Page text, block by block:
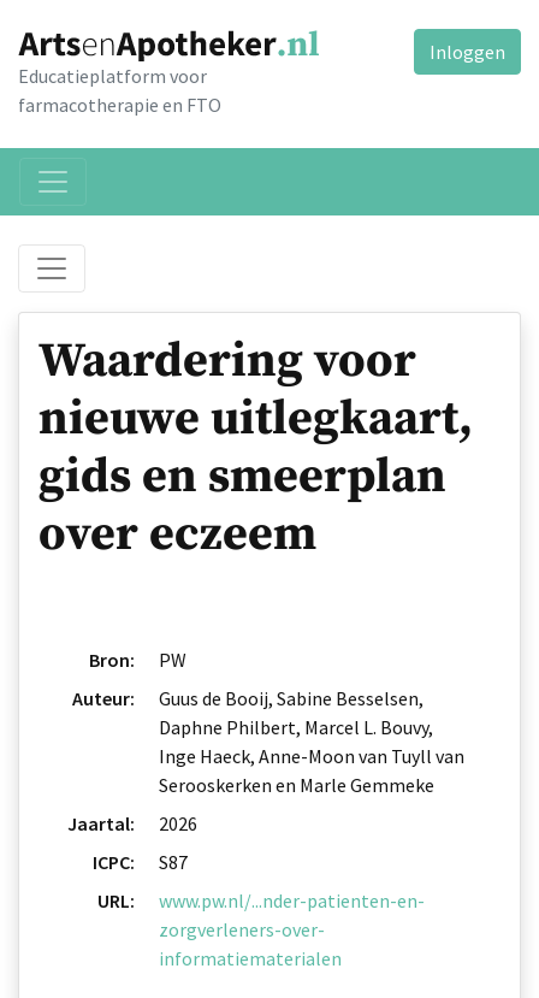
Educatieplatform voor
farmacotherapie en FTO
Inloggen
Waardering voor
nieuwe uitlegkaart,
gids en smeerplan
over eczeem
Bron:
PW
Auteur:
Guus de Booij, Sabine Besselsen,
Daphne Philbert, Marcel L. Bouvy,
Inge Haeck, Anne-Moon van Tuyll van
Serooskerken en Marle Gemmeke
Jaartal:
2026
ICPC:
S87
URL:
www.pw.nl/...nder-patienten-en-
zorgverleners-over-
informatiematerialen